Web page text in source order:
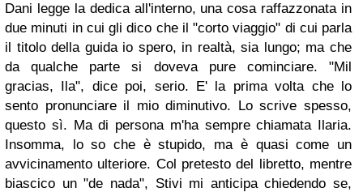
Dani legge la dedica all'interno, una cosa raffazzonata in
due minuti in cui gli dico che il "corto viaggio" di cui parla
il titolo della guida io spero, in realtà, sia lungo; ma che
da qualche parte si doveva pure cominciare. "Mil
gracias, Ila", dice poi, serio. E' la prima volta che lo
sento pronunciare il mio diminutivo. Lo scrive spesso,
questo sì. Ma di persona m'ha sempre chiamata Ilaria.
Insomma, lo so che è stupido, ma è quasi come un
avvicinamento ulteriore. Col pretesto del libretto, mentre
biascico un "de nada", Stivi mi anticipa chiedendo se,